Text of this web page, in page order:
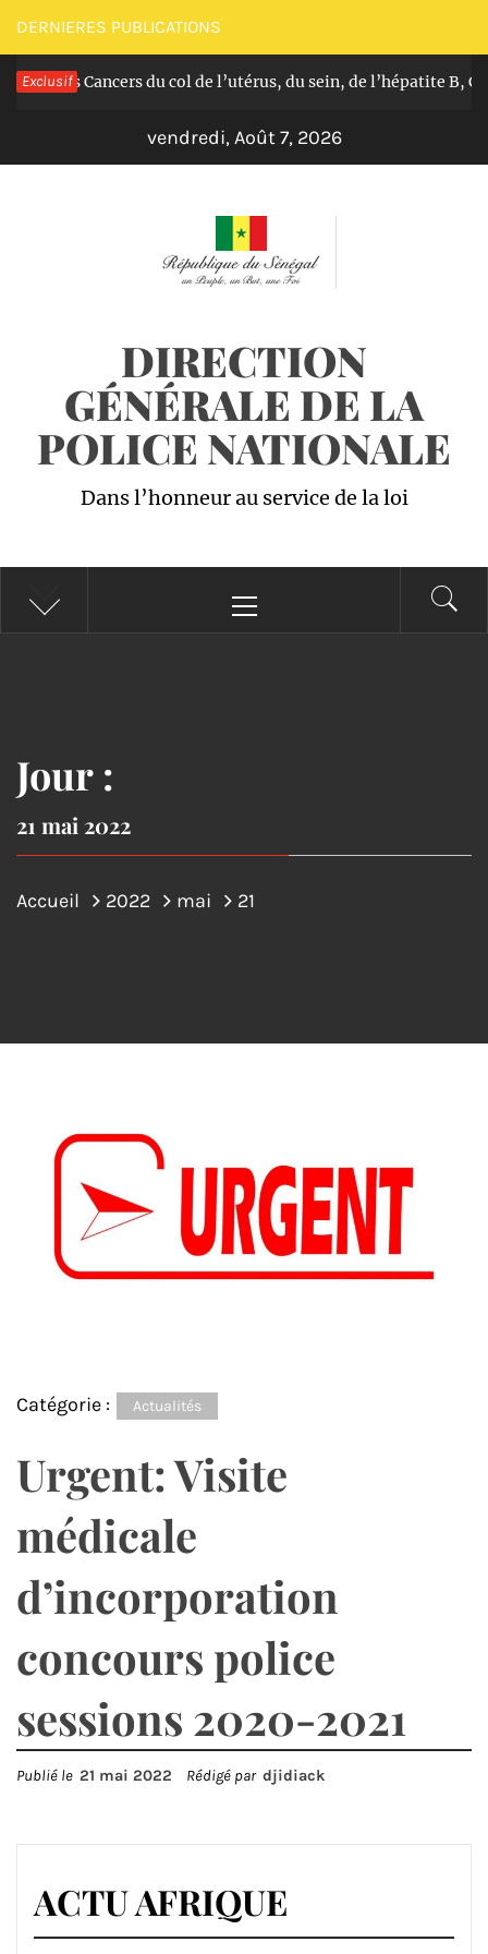
Passer
au
contenu
DERNIERES PUBLICATIONS
Exclusif
des Cancers du col de l’utérus, du sein, de l’hépatite B, C et
vendredi, Août 7, 2026
DIRECTION
GÉNÉRALE DE LA
POLICE NATIONALE
Dans l’honneur au service de la loi
principal
Jour :
21 mai 2022
Accueil 2022 mai 21
Catégorie : Actualités
Urgent: Visite
médicale
d’incorporation
concours police
sessions 2020-2021
Publié le 21 mai 2022 Rédigé par djidiack
ACTU AFRIQUE